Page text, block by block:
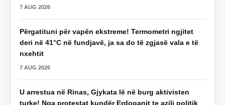
7 AUG 2026
Përgatituni për vapën ekstreme! Termometri ngjitet
deri në 41°C në fundjavë, ja sa do të zgjasë vala e të
nxehtit
7 AUG 2026
U arrestua në Rinas, Gjykata lë në burg aktivisten
turke! Nga protestat kundër Erdoganit te azili politik